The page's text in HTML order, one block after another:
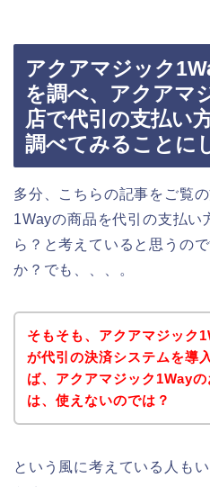
アクアマジック
を調べ、アクアマ
店で代引の支払い
調べてみることに
多分、こちらの記事をご覧
1Wayの商品を代引の支払い
ら？と考えていると思うの
か？でも、、、。
そもそも、アクアマジック
が代引の決済システムを導
ば、アクアマジック1Wayの
は、使えないのでは？
という風に考えている人も